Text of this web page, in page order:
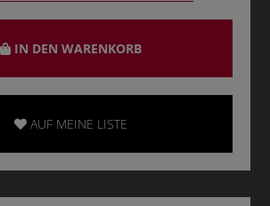
IN DEN WARENKORB
AUF MEINE LISTE